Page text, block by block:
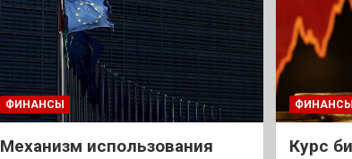
ФИНАНСЫ
Механизм использования
ФИНАНСЫ
Курс